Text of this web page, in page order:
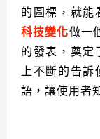
的圖標，就能
科技變化做一
的發表，奠定
上不斷的告
語，讓使用者